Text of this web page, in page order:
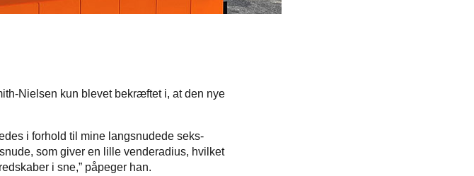
Nielsen kun blevet bekræftet i, at den nye
i forhold til mine langsnudede seks-
som giver en lille venderadius, hvilket
i sne,” påpeger han.